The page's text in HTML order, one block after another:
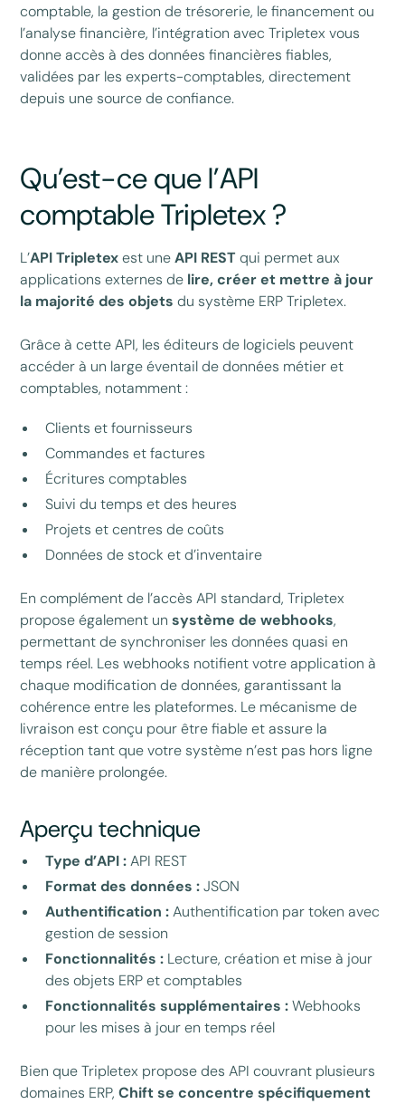
comptable, la gestion de trésorerie, le financement ou
l’analyse financière, l’intégration avec Tripletex vous
donne accès à des données financières fiables,
validées par les experts-comptables, directement
depuis une source de confiance.
Qu’est-ce que l’API
comptable Tripletex ?
L’API Tripletexest uneAPI RESTqui permet aux
applications externes de lire, créer et mettre à jour
la majorité des objets du système ERP Tripletex.
Grâce à cette API, les éditeurs de logiciels peuvent
accéder à un large éventail de données métier et
comptables, notamment :
Clients et fournisseurs
Commandes et factures
Écritures comptables
Suivi du temps et des heures
Projets et centres de coûts
Données de stock et d’inventaire
En complément de l’accès API standard, Tripletex
propose également unsystème de webhooks,
permettant de synchroniser les données quasi en
temps réel. Les webhooks notifient votre application à
chaque modification de données, garantissant la
cohérence entre les plateformes. Le mécanisme de
livraison est conçu pour être fiable et assure la
réception tant que votre système n’est pas hors ligne
de manière prolongée.
Aperçu technique
Type d’API :API REST
Format des données :JSON
Authentification :Authentification par token avec
gestion de session
Fonctionnalités : Lecture, création et mise à jour
des objets ERP et comptables
Fonctionnalités supplémentaires :Webhooks
pour les mises à jour en temps réel
Bien que Tripletex propose des API couvrant plusieurs
domaines ERP,Chift se concentre spécifiquement